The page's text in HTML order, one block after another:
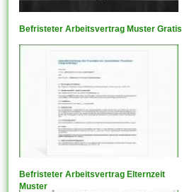
Befristeter Arbeitsvertrag Muster Gratis
Befristeter Arbeitsvertrag Elternzeit
Muster